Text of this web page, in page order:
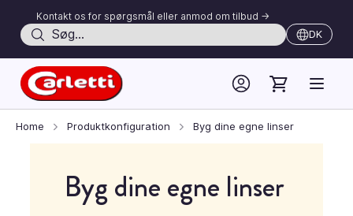
Kontakt os for spørgsmål eller anmod om tilbud ->
Søg DK
Home Produktkonfiguration Byg dine egne linser
Byg dine egne linser